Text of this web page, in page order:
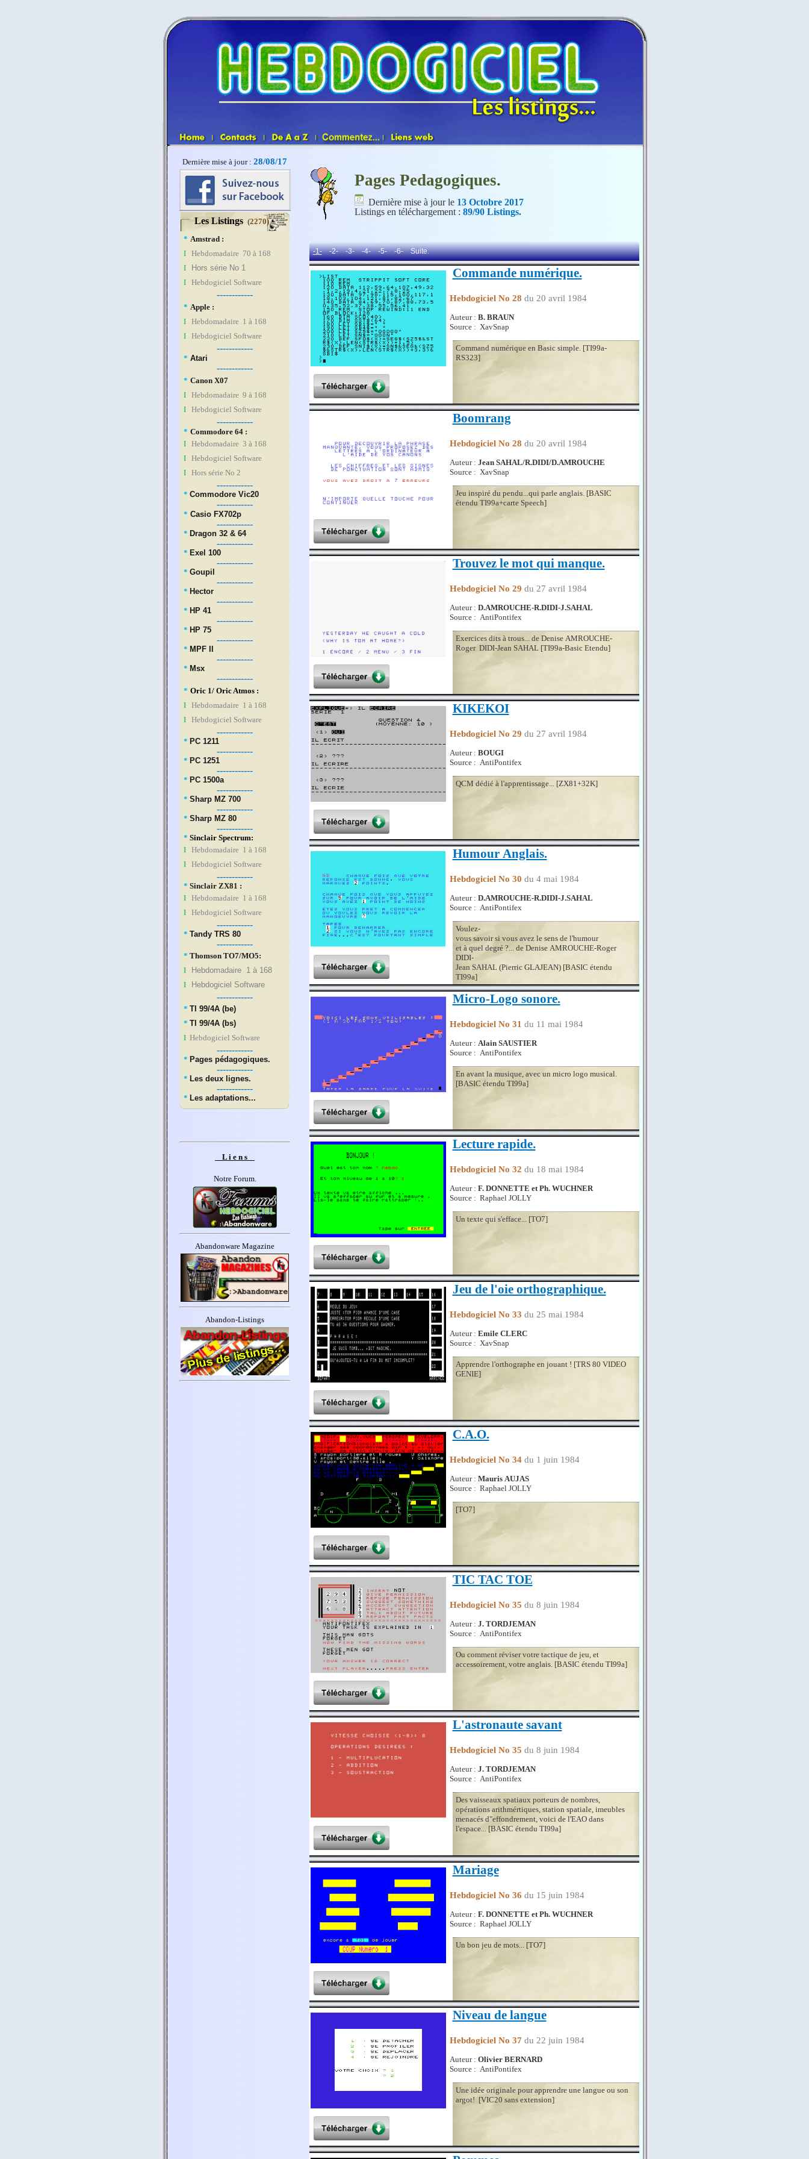
Pages Pedagogiques.
Dernière mise à jour le 13 Octobre 2017
Listings en téléchargement : 89/90 Listings.
-1- -2- -3- -4- -5- -6- Suite.
Commande numérique.
Hebdogiciel No 28 du 20 avril 1984
Auteur : B. BRAUN
Source : XavSnap
Command numérique en Basic simple. [TI99a-
RS323]
Boomrang
Hebdogiciel No 28 du 20 avril 1984
Auteur : Jean SAHAL/R.DIDI/D.AMROUCHE
Source : XavSnap
Jeu inspiré du pendu...qui parle anglais. [BASIC
étendu TI99a+carte Speech]
Trouvez le mot qui manque.
Hebdogiciel No 29 du 27 avril 1984
Auteur : D.AMROUCHE-R.DIDI-J.SAHAL
Source : AntiPontifex
Exercices dits à trous... de Denise AMROUCHE-
Roger DIDI-Jean SAHAL [TI99a-Basic Etendu]
KIKEKOI
Hebdogiciel No 29 du 27 avril 1984
Auteur : BOUGI
Source : AntiPontifex
QCM dédié à l'apprentissage... [ZX81+32K]
Humour Anglais.
Hebdogiciel No 30 du 4 mai 1984
Auteur : D.AMROUCHE-R.DIDI-J.SAHAL
Source : AntiPontifex
Voulez-
vous savoir si vous avez le sens de l'humour
et à quel degré ?... de Denise AMROUCHE-Roger
DIDI-
Jean SAHAL (Pierric GLAJEAN) [BASIC étendu
TI99a]
Micro-Logo sonore.
Hebdogiciel No 31 du 11 mai 1984
Auteur : Alain SAUSTIER
Source : AntiPontifex
En avant la musique, avec un micro logo musical.
[BASIC étendu TI99a]
Lecture rapide.
Hebdogiciel No 32 du 18 mai 1984
Auteur : F. DONNETTE et Ph. WUCHNER
Source : Raphael JOLLY
Un texte qui s'efface... [TO7]
Jeu de l'oie orthographique.
Hebdogiciel No 33 du 25 mai 1984
Auteur : Emile CLERC
Source : XavSnap
Apprendre l'orthographe en jouant ! [TRS 80 VIDEO
GENIE]
C.A.O.
Hebdogiciel No 34 du 1 juin 1984
Auteur : Mauris AUJAS
Source : Raphael JOLLY
[TO7]
TIC TAC TOE
Hebdogiciel No 35 du 8 juin 1984
Auteur : J. TORDJEMAN
Source : AntiPontifex
Ou comment réviser votre tactique de jeu, et
accessoirement, votre anglais. [BASIC étendu TI99a]
L'astronaute savant
Hebdogiciel No 35 du 8 juin 1984
Auteur : J. TORDJEMAN
Source : AntiPontifex
Des vaisseaux spatiaux porteurs de nombres,
opérations arithmértiques, station spatiale, imeubles
menacés d"effondrement, voici de l'EAO dans
l'espace... [BASIC étendu TI99a]
Mariage
Hebdogiciel No 36 du 15 juin 1984
Auteur : F. DONNETTE et Ph. WUCHNER
Source : Raphael JOLLY
Un bon jeu de mots... [TO7]
Niveau de langue
Hebdogiciel No 37 du 22 juin 1984
Auteur : Olivier BERNARD
Source : AntiPontifex
Une idée originale pour apprendre une langue ou son
argot! [VIC20 sans extension]